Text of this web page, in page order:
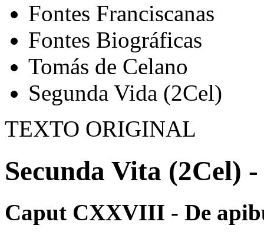
Fontes Franciscanas
Fontes Biográficas
Tomás de Celano
Segunda Vida (2Cel)
TEXTO ORIGINAL
Secunda Vita (2Cel) -
Caput CXXVIII - De